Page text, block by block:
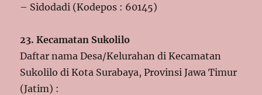
– Sidodadi (Kodepos : 60145)
23. Kecamatan Sukolilo
Daftar nama Desa/Kelurahan di Kecamatan
Sukolilo di Kota Surabaya, Provinsi Jawa Timur
(Jatim) :